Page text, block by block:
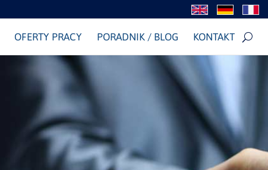
OFERTY PRACY PORADNIK / BLOG KONTAKT